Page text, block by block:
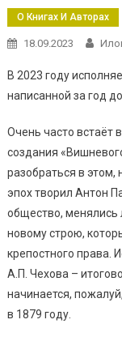
О Книгах И Авторах
18.09.2023
В 2023 году
написанной за год
Очень часто встаёт
создания
разобраться в этом,
эпох творил Антон
общество, менялись
новому строю,
крепостного права.
А.П. Чехова –
начинается,
в 1879 году.